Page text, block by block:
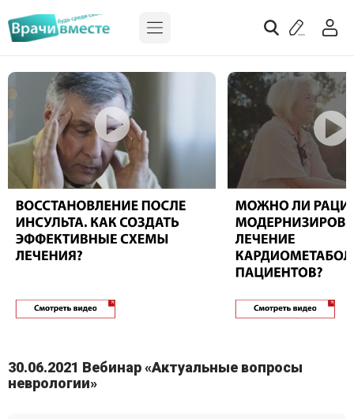
30.06.2021 Вебинар «Актуальные вопросы
неврологии»